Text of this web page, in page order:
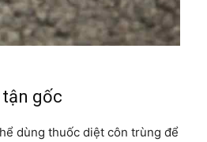
gốc
dùng thuốc diệt côn trùng để